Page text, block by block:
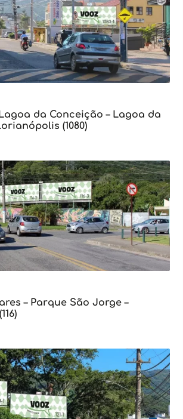
da Conceição – Lagoa da
(1080)
– Parque São Jorge –